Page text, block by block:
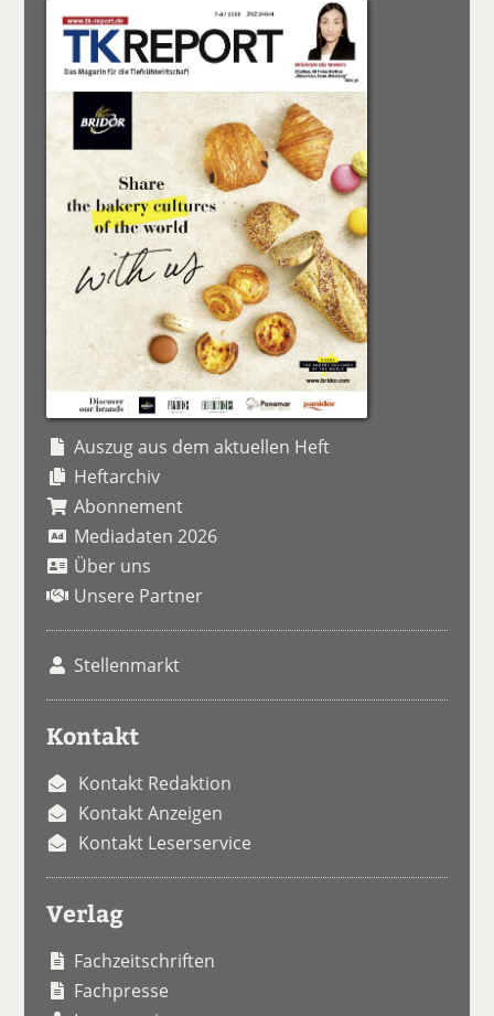
Auszug aus dem aktuellen Heft
Heftarchiv
Abonnement
Mediadaten 2026
Über uns
Unsere Partner
Stellenmarkt
Kontakt
Kontakt Redaktion
Kontakt Anzeigen
Kontakt Leserservice
Verlag
Fachzeitschriften
Fachpresse